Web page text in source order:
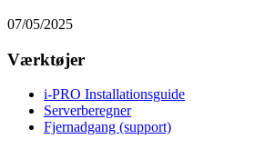
07/05/2025
Værktøjer
i-PRO Installationsguide
Serverberegner
Fjernadgang (support)